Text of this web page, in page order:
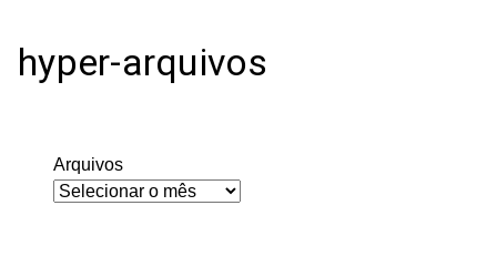
hyper-arquivos
Arquivos